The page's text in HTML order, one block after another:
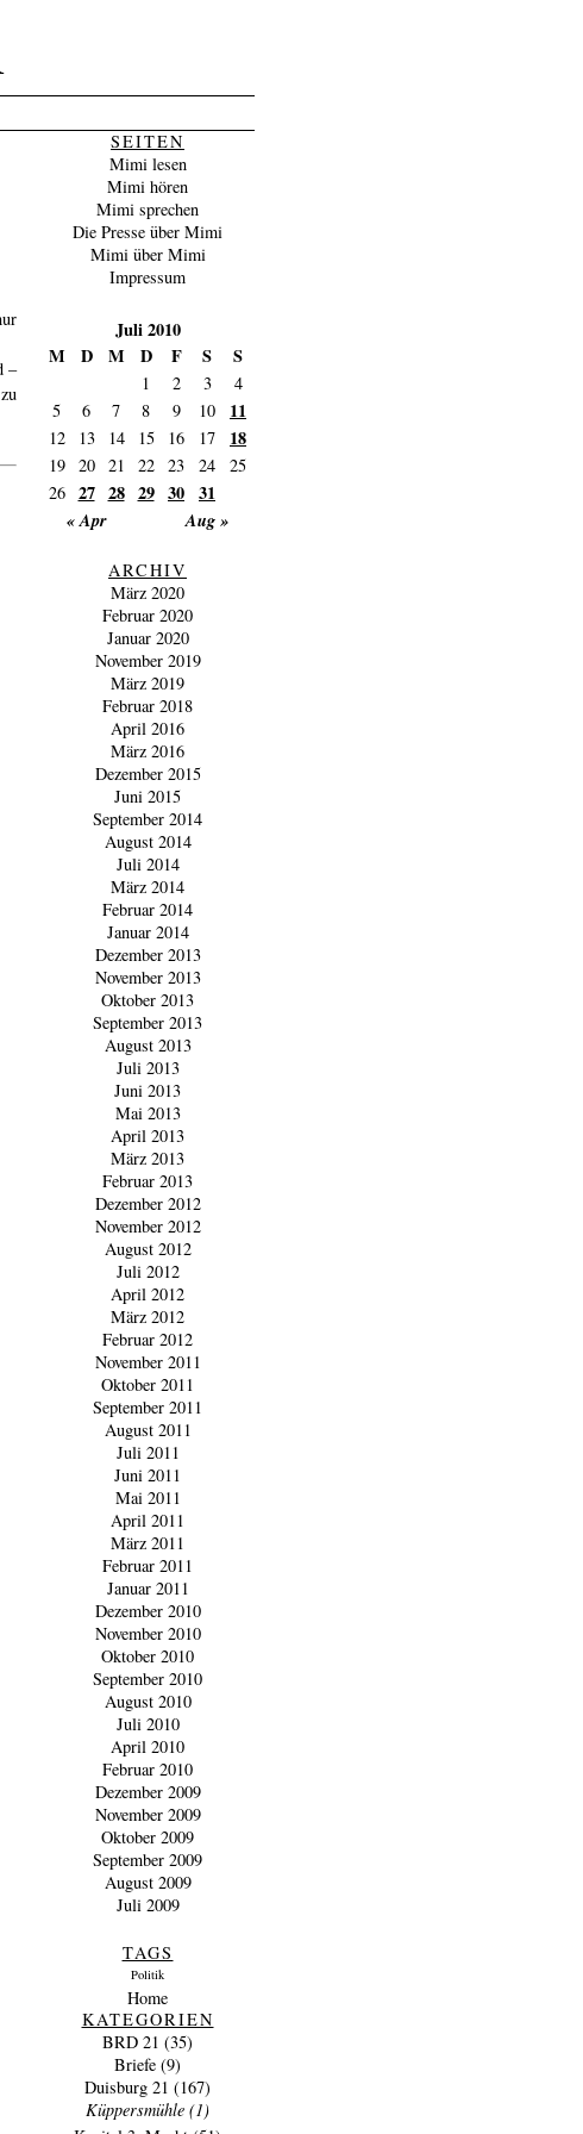
–
SEITEN
Mimi lesen
Mimi hören
Mimi sprechen
Die Presse über Mimi
Mimi über Mimi
Impressum
Juli 2010
M
D M D F S S
« Apr Aug »
1 2 3
4
5
6 7 8 9 10 11
12 13 14 15 16 17 18
19 20 21 22 23 24
25
26
27 28 29 30 31
ARCHIV
März 2020
Februar 2020
Januar 2020
November 2019
März 2019
Februar 2018
April 2016
März 2016
Dezember 2015
Juni 2015
September 2014
August 2014
Juli 2014
März 2014
Februar 2014
Januar 2014
Dezember 2013
November 2013
Oktober 2013
September 2013
August 2013
Juli 2013
Juni 2013
Mai 2013
April 2013
März 2013
Februar 2013
Dezember 2012
November 2012
August 2012
Juli 2012
April 2012
März 2012
Februar 2012
November 2011
Oktober 2011
September 2011
August 2011
Juli 2011
Juni 2011
Mai 2011
April 2011
März 2011
Februar 2011
Januar 2011
Dezember 2010
November 2010
Oktober 2010
September 2010
August 2010
Juli 2010
April 2010
Februar 2010
Dezember 2009
November 2009
Oktober 2009
September 2009
August 2009
Juli 2009
TAGS
Politik
Home
KATEGORIEN
BRD 21 (35)
Briefe (9)
Duisburg 21 (167)
Küppersmühle (1)